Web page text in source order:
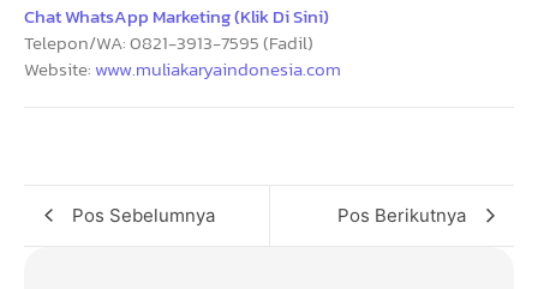
Chat WhatsApp Marketing (Klik Di Sini)
Telepon/WA: 0821-3913-7595 (Fadil)
Website: www.muliakaryaindonesia.com
Pos Sebelumnya Pos Berikutnya